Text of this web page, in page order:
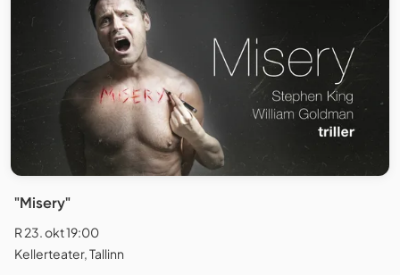
"Misery"
R 23. okt 19:00
Kellerteater, Tallinn